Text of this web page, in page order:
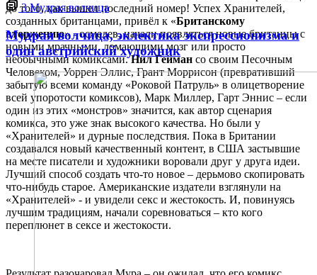
до того, как вышел последний номер! Успех Хранителей,
созданных британцами, привёл к «Британскому
вторжению» - осмелев, начали появляться новые британцы с
новыми мрачными, ломающими мозг или просто
необычными комиксами.Нил Гейман со своим Песочным
Человеком, Уоррен Эллис, Грант Моррисон (превративший
забытую всеми команду «Роковой Патруль» в олицетворение
всей упоротости комиксов), Марк Миллер, Гарт Эннис – если
один из этих «монстров» значится, как автор сценария
комикса, это уже знак высокого качества. Но были у
«Хранителей» и дурные последствия. Пока в Британии
создавался новый качественный контент, в США застывшие
на месте писатели и художники воровали друг у друга идеи.
Лучший способ создать что-то новое – дерьмово скопировать
что-нибудь старое. Американские издатели взглянули на
«Хранителей» - и увидели секс и жестокость. И, повинуясь
лучшим традициям, начали соревноваться – кто кого
переплюнет в сексе и жестокости.
3 Мудрая волчица
Мудрая волчица, эклектика экспрессионизма и
один австрийский художник